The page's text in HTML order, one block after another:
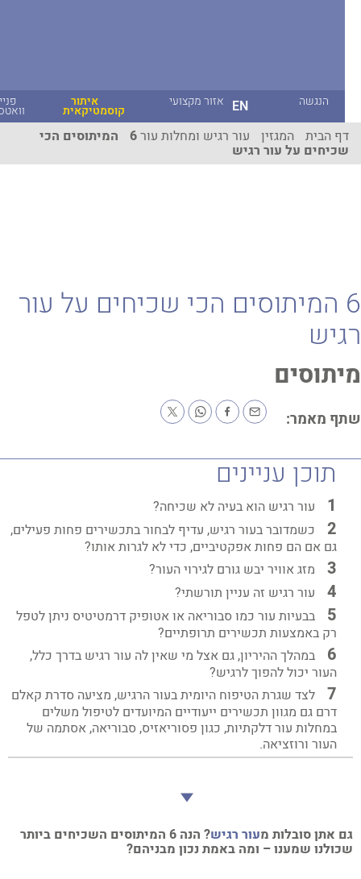
פניית
וואטסאפ
איתור
קוסמטיקאית
אזור מקצועי הנגשה
הבית המגזין עור רגיש ומחלות עור 6 המיתוסים הכי
על עור רגיש
6 המיתוסים הכי שכיחים על עור
מאמר:
אתן סובלות מעור רגיש ? הנה 6 המיתוסים השכיחים ביותר
שמענו – ומה באמת נכון מבניהם?
תוכן עניינים
עור רגיש הוא בעיה לא שכיחה?
כשמדובר בעור רגיש, עדיף לבחור בתכשירים פחות פעילים,
גם אם הם פחות אפקטיביים, כדי לא לגרות אותו?
מזג אוויר יבש גורם לגירוי העור?
עור רגיש זה עניין תורשתי?
בבעיות עור כמו סבוריאה או אטופיק דרמטיטיס ניתן לטפל
רק באמצעות תכשירים תרופתיים?
במהלך ההיריון, גם אצל מי שאין לה עור רגיש בדרך כלל,
העור יכול להפוך לרגיש?
לצד שגרת הטיפוח היומית בעור הרגיש, מציעה סדרת קאלם
דרם גם מגוון תכשירים ייעודיים המיועדים לטיפול משלים
במחלות עור דלקתיות, כגון פסוריאזיס, סבוריאה, אסתמה של
העור ורוזציאה.